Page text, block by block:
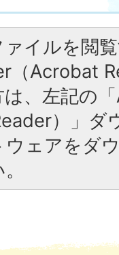
ァイルを閲
（Acrobat
、左記の
）」ダ
ウェアをダ